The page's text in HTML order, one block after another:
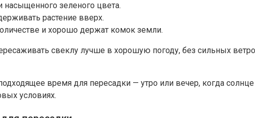
насыщенного зеленого цвета.
растение вверх.
и хорошо держат комок земли.
свеклу лучше в хорошую погоду, без сильных
время для пересадки — утро или вечер, когда
условиях.